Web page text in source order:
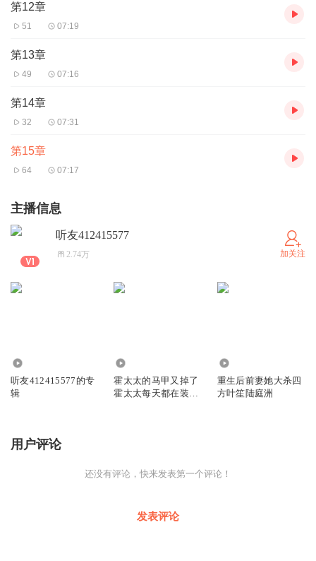
第12章
51 07:19
第13章
49 07:16
第14章
32 07:31
第15章
64 07:17
主播信息
听友412415577
2.74万 加关注
听友412415577的专
辑
霍太太的马甲又掉了
霍太太每天都在装柔
重生后前妻她大杀四
方叶笙陆庭洲
用户评论
还没有评论，快来发表第一个评论！
发表评论